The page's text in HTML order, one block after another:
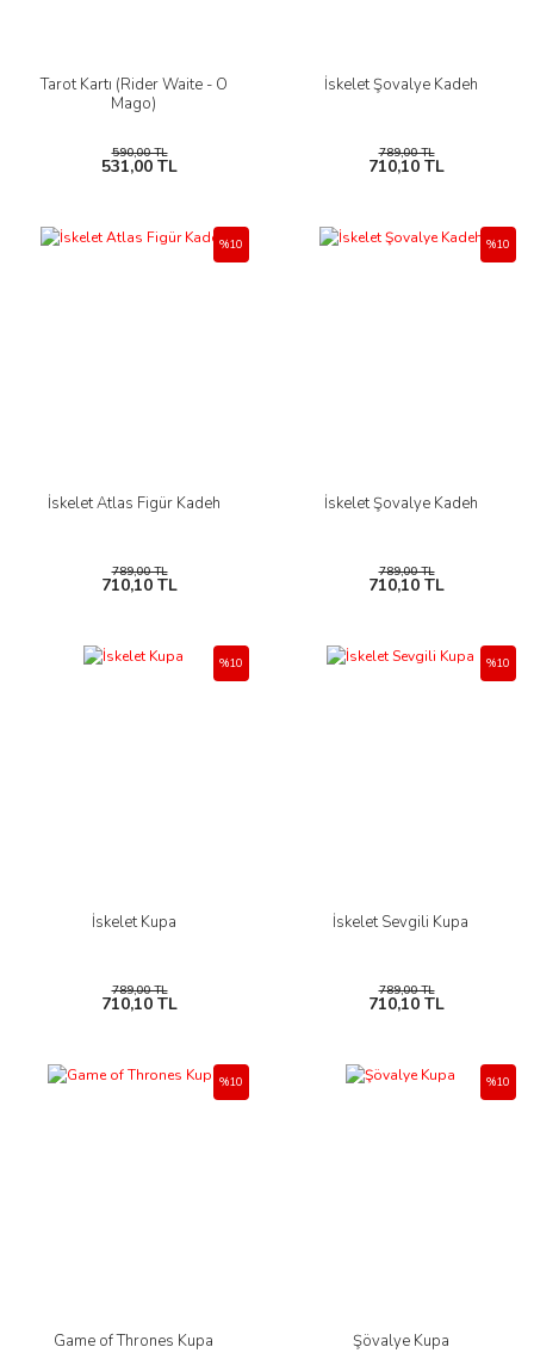
Tarot Kartı (Rider Waite - O
Mago)
590,00 TL
531,00 TL
İskelet Şovalye Kadeh
789,00 TL
710,10 TL
İskelet Atlas Figür Kadeh
%10
789,00 TL
710,10 TL
İskelet Şovalye Kadeh
%10
789,00 TL
710,10 TL
İskelet Kupa
%10
789,00 TL
710,10 TL
İskelet Sevgili Kupa
%10
789,00 TL
710,10 TL
Game of Thrones Kupa
%10
Şövalye Kupa
%10